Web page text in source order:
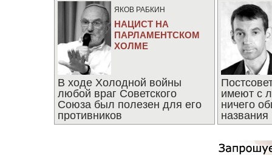
ЯКОВ РАБКИН
НАЦИСТ НА
ПАРЛАМЕНТСКОМ
ХОЛМЕ
В ходе Холодной войны
любой враг Советского
Союза был полезен для его
противников
имеют с
ничего
названия